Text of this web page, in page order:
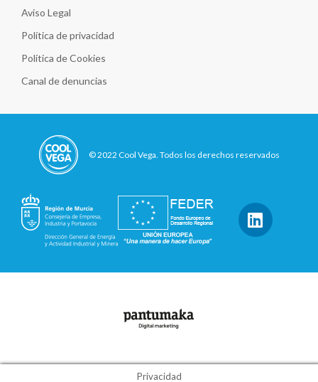
Aviso Legal
Política de privacidad
Política de Cookies
Canal de denuncias
© 2022 Cool Vega. Todos los derechos reservados
Privacidad